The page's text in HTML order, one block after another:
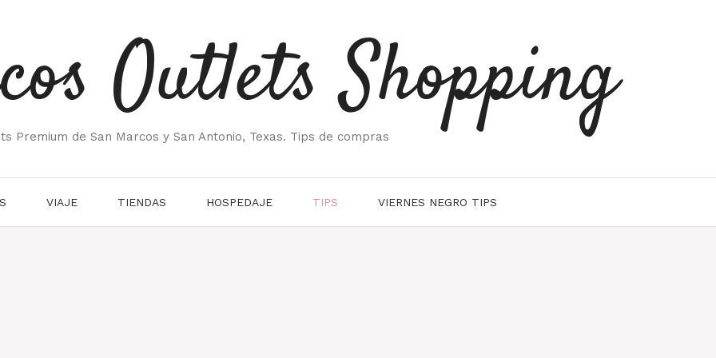
Outlets Shopping
Premium de San Marcos y San Antonio, Texas. Tips de compras
VIAJE TIENDAS HOSPEDAJE TIPS VIERNES NEGRO TIPS